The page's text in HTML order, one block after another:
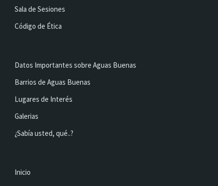
Sala de Sesiones
Código de Ética
Datos Importantes sobre Aguas Buenas
Barrios de Aguas Buenas
Lugares de Interés
Galerias
¿Sabía usted, qué..?
Inicio